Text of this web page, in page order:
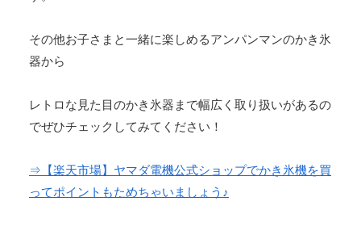
その他お子さまと一緒に楽しめるアンパンマンのかき氷
器から
レトロな見た目のかき氷器まで幅広く取り扱いがあるの
でぜひチェックしてみてください！
⇒【楽天市場】ヤマダ電機公式ショップでかき氷機を買
ってポイントもためちゃいましょう♪